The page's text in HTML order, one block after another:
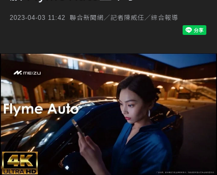
2023-04-03 11:42 聯合新聞網／記者陳威任／綜合報導